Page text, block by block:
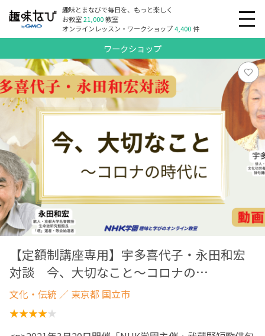
趣味とまなびで毎日を、もっと楽しく
お教室21,000教室
オンラインレッスン・ワークショップ4,400件
ワークショップ
【定額制講座専用】宇多喜代子・永田和宏
対談 今、大切なこと～コロナの…
文化・伝統 ／ 東京都 国立市